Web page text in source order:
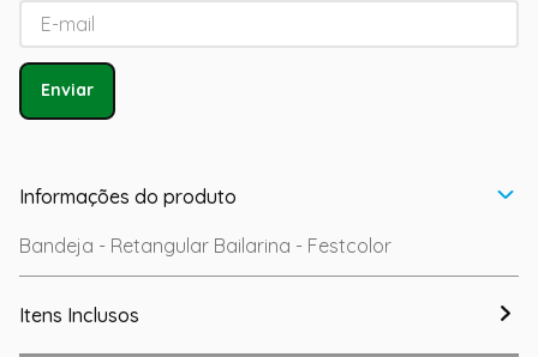
Enviar
Informações do produto
Bandeja - Retangular Bailarina - Festcolor
Itens Inclusos